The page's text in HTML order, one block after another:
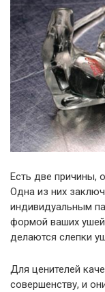
Есть две причины,
Одна из них
индивидуальным
формой ваших
делаются слепки
Для ценителей
совершенству, и